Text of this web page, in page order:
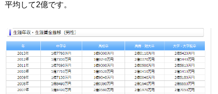
平均して2億です。